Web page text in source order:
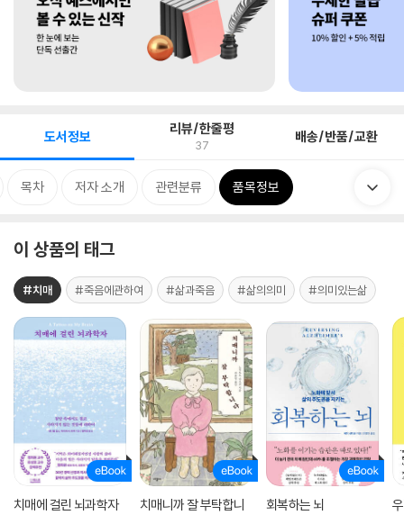
도서정보 리뷰/한줄평
37 배송/반품/교환
목차 저자 소개 관련분류 품목정보
이 상품의 태그
#치매 #죽음에관하여 #삶과죽음 #삶의의미 #의미있는삶
치매에 걸린 뇌과학자
치매니까 잘 부탁합니
회복하는 뇌